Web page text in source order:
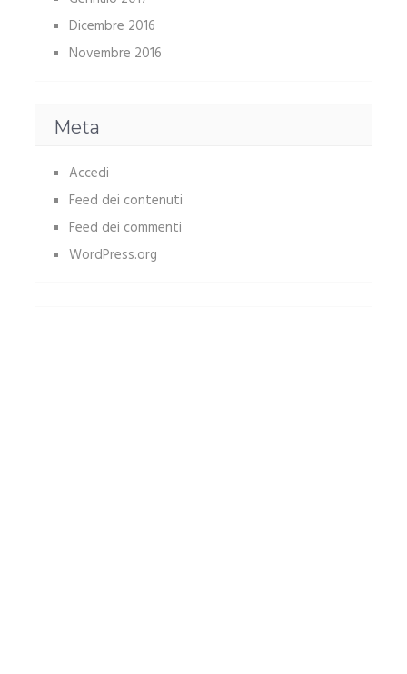
Dicembre 2016
Novembre 2016
Meta
Accedi
Feed dei contenuti
Feed dei commenti
WordPress.org